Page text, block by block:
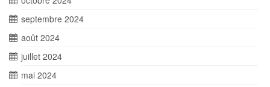
septembre 2024
août 2024
juillet 2024
mai 2024